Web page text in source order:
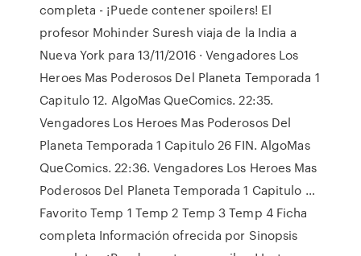
completa - ¡Puede contener spoilers! El
profesor Mohinder Suresh viaja de la India a
Nueva York para 13/11/2016 · Vengadores Los
Heroes Mas Poderosos Del Planeta Temporada 1
Capitulo 12. AlgoMas QueComics. 22:35.
Vengadores Los Heroes Mas Poderosos Del
Planeta Temporada 1 Capitulo 26 FIN. AlgoMas
QueComics. 22:36. Vengadores Los Heroes Mas
Poderosos Del Planeta Temporada 1 Capitulo …
Favorito Temp 1 Temp 2 Temp 3 Temp 4 Ficha
completa Información ofrecida por Sinopsis